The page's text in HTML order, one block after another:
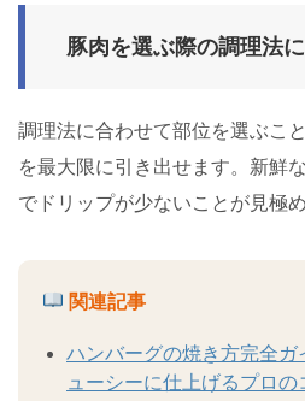
豚肉を選ぶ際の調理法
調理法に合わせて部位を選ぶこ
を最大限に引き出せます。新鮮
でドリップが少ないことが見極
関連記事
ハンバーグの焼き方完全ガ
ューシーに仕上げるプロの